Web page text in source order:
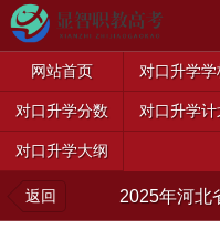
网站首页 对口升学学
对口升学分数 对口升学计
对口升学大纲
返回 2025年河北